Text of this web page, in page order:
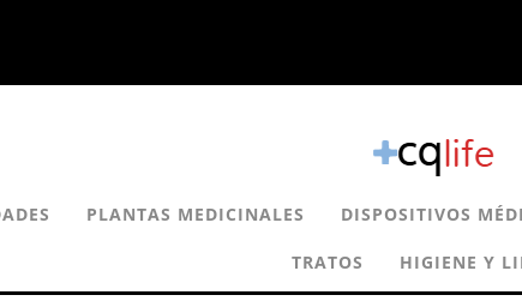
PLANTAS MEDICINALES DISPOSITIVOS
TRATOS HIGIENE Y